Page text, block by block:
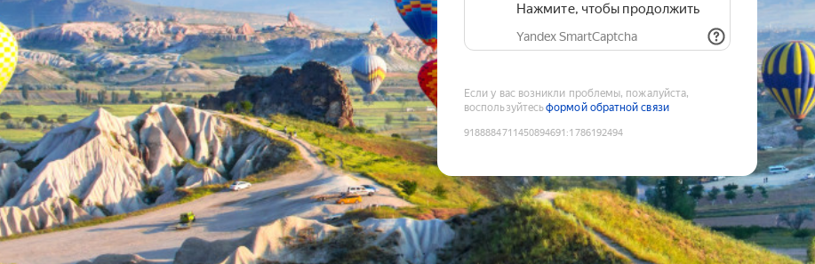
Нажмите, чтобы продолжить
Yandex SmartCaptcha
Если у вас возникли проблемы, пожалуйста,
воспользуйтесьформой обратной связи
9188884711450894691 :1786192494